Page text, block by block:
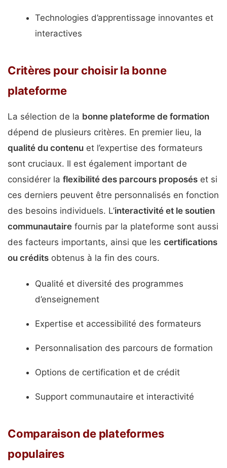
Technologies d’apprentissage innovantes et
interactives
Critères pour choisir la bonne
plateforme
La sélection de la bonne plateforme de formation
dépend de plusieurs critères. En premier lieu, la
qualité du contenu et l’expertise des formateurs
sont cruciaux. Il est également important de
considérer la flexibilité des parcours proposés et si
ces derniers peuvent être personnalisés en fonction
des besoins individuels. L’interactivité et le soutien
communautaire fournis par la plateforme sont aussi
des facteurs importants, ainsi que les certifications
ou crédits obtenus à la fin des cours.
Qualité et diversité des programmes
d’enseignement
Expertise et accessibilité des formateurs
Personnalisation des parcours de formation
Options de certification et de crédit
Support communautaire et interactivité
Comparaison de plateformes
populaires